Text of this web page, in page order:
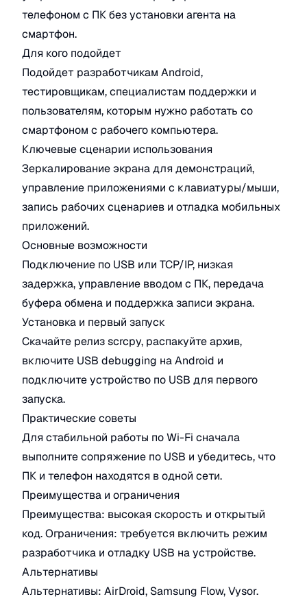
телефоном с ПК без установки агента на
смартфон.
Для кого подойдет
Подойдет разработчикам Android,
тестировщикам, специалистам поддержки и
пользователям, которым нужно работать со
смартфоном с рабочего компьютера.
Ключевые сценарии использования
Зеркалирование экрана для демонстраций,
управление приложениями с клавиатуры/мыши,
запись рабочих сценариев и отладка мобильных
приложений.
Основные возможности
Подключение по USB или TCP/IP, низкая
задержка, управление вводом с ПК, передача
буфера обмена и поддержка записи экрана.
Установка и первый запуск
Скачайте релиз scrcpy, распакуйте архив,
включите USB debugging на Android и
подключите устройство по USB для первого
запуска.
Практические советы
Для стабильной работы по Wi-Fi сначала
выполните сопряжение по USB и убедитесь, что
ПК и телефон находятся в одной сети.
Преимущества и ограничения
Преимущества: высокая скорость и открытый
код. Ограничения: требуется включить режим
разработчика и отладку USB на устройстве.
Альтернативы
Альтернативы: AirDroid, Samsung Flow, Vysor.